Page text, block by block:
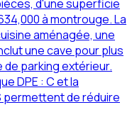
d'une superficie
à montrouge. La
aménagée, une
une cave pour plus
parking extérieur.
DPE : C et la
permettent de réduire